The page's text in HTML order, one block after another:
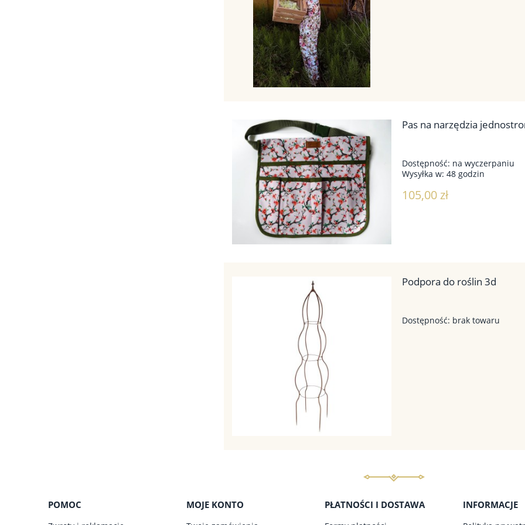
Pas na narzędzia
Dostępność: na wyczerpaniu
Wysyłka w: 48 godzin
105,00 zł
Podpora do roślin 3d
Dostępność: brak towaru
POMOC MOJE KONTO PŁATNOŚCI I DOSTAWA INFORMACJE